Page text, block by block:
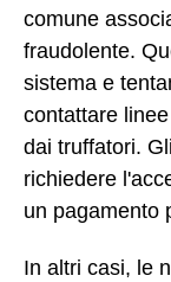
comune
fraudolente.
sistema e
contattare
dai truffatori.
richiedere
un pagamento
In altri casi, le